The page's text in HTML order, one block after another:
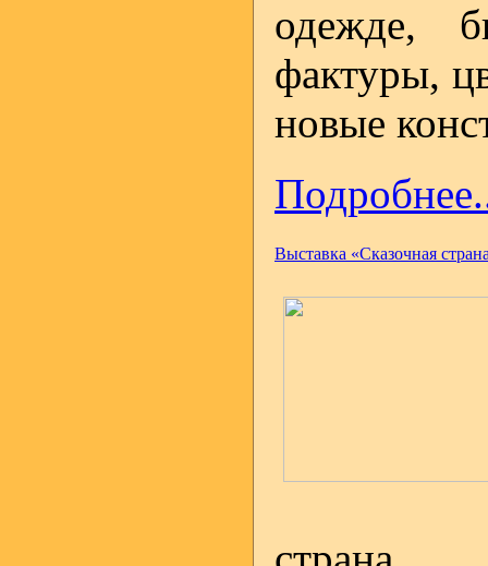
одежде,
фактуры,
новые
Выставка «Сказочная